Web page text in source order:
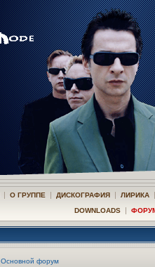
| О ГРУППЕ | ДИСКОГРАФИЯ | ЛИРИКА
DOWNLOADS |
Основной форум